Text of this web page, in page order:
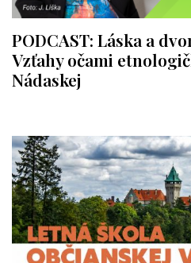
PODCAST: Láska a
Vzťahy očami
Nádaskej